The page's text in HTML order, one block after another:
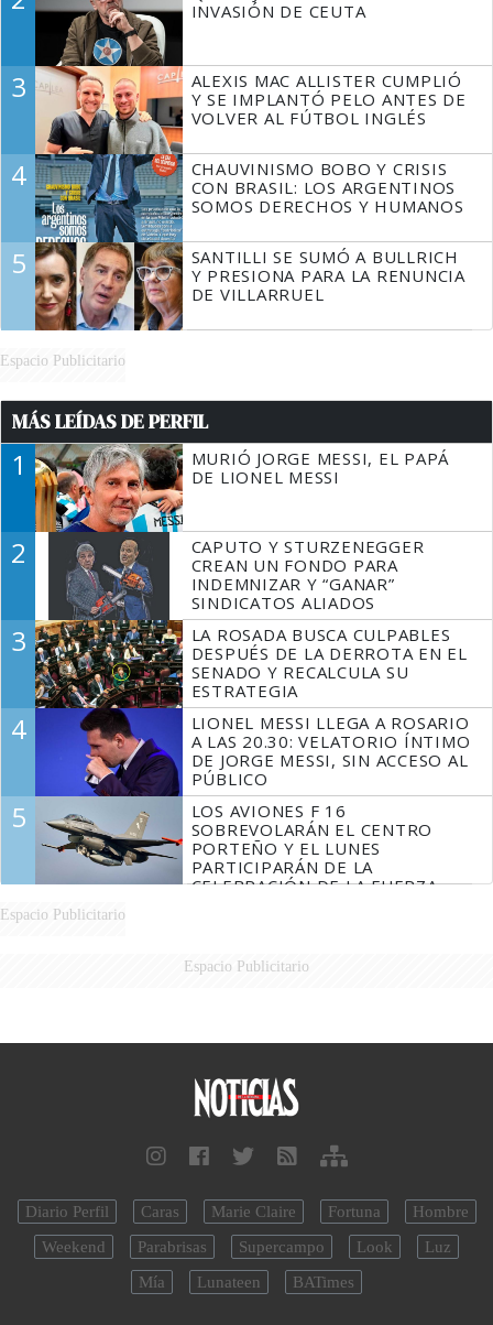
INVASIÓN DE CEUTA
3
ALEXIS MAC ALLISTER CUMPLIÓ
Y SE IMPLANTÓ PELO ANTES DE
VOLVER AL FÚTBOL INGLÉS
4
CHAUVINISMO BOBO Y CRISIS
CON BRASIL: LOS ARGENTINOS
SOMOS DERECHOS Y HUMANOS
5
SANTILLI SE SUMÓ A BULLRICH
Y PRESIONA PARA LA RENUNCIA
DE VILLARRUEL
Espacio Publicitario
MÁS LEÍDAS DE PERFIL
1
MURIÓ JORGE MESSI, EL PAPÁ
DE LIONEL MESSI
2
CAPUTO Y STURZENEGGER
CREAN UN FONDO PARA
INDEMNIZAR Y “GANAR”
SINDICATOS ALIADOS
3
LA ROSADA BUSCA CULPABLES
DESPUÉS DE LA DERROTA EN EL
SENADO Y RECALCULA SU
ESTRATEGIA
4
LIONEL MESSI LLEGA A ROSARIO
A LAS 20.30: VELATORIO ÍNTIMO
DE JORGE MESSI, SIN ACCESO AL
PÚBLICO
5
LOS AVIONES F 16
SOBREVOLARÁN EL CENTRO
PORTEÑO Y EL LUNES
PARTICIPARÁN DE LA
CELEBRACIÓN DE LA FUERZA
Espacio Publicitario
Espacio Publicitario
Diario Perfil Caras Marie Claire Fortuna
Hombre
Weekend
Parabrisas Supercampo Look
Luz
Mía
Lunateen BATimes